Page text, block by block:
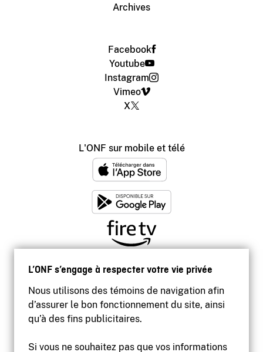
L’ONF s’engage à respecter votre vie privée
Nous utilisons des témoins de navigation afin
d’assurer le bon fonctionnement du site, ainsi
qu’à des fins publicitaires.
Si vous ne souhaitez pas que vos informations
Archives
Facebook
Youtube
Instagram
Vimeo
X
L'ONF sur mobile et télé